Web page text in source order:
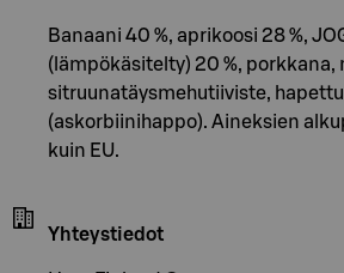
Banaani 40 %, aprikoosi 28 %,
(lämpökäsitelty) 20 %, porkkana,
sitruunatäysmehutiiviste,
(askorbiinihappo). Aineksien
kuin EU.
Yhteystiedot